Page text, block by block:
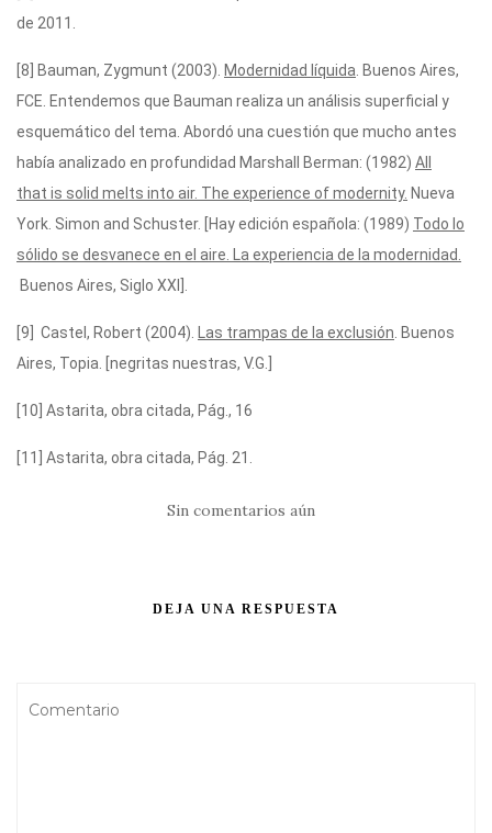
de 2011.
[8] Bauman, Zygmunt (2003). Modernidad líquida. Buenos Aires,
FCE. Entendemos que Bauman realiza un análisis superficial y
esquemático del tema. Abordó una cuestión que mucho antes
había analizado en profundidad Marshall Berman: (1982) All
that is solid melts into air. The experience of modernity. Nueva
York. Simon and Schuster. [Hay edición española: (1989) Todo lo
sólido se desvanece en el aire. La experiencia de la modernidad.
Buenos Aires, Siglo XXI].
[9] Castel, Robert (2004). Las trampas de la exclusión. Buenos
Aires, Topia. [negritas nuestras, V.G.]
[10] Astarita, obra citada, Pág., 16
[11] Astarita, obra citada, Pág. 21.
Sin comentarios aún
DEJA UNA RESPUESTA